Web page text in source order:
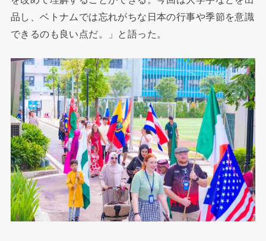
品し、ベトナムでは忘れがちな日本の行事や季節を意識
できるのも良い点だ。」と語った。